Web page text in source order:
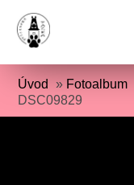
Úvod » Fotoalbum
DSC09829